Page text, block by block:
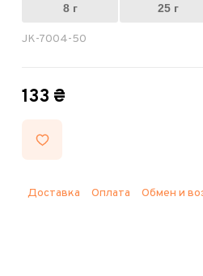
8 г 25 г
JK-7004-50
133 ₴
Доставка Оплата Обмен и